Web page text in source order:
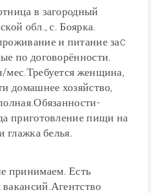
в загородный
обл., с. Боярка.
и питание заc
по договорённости.
мес.Требуется женщина,
домашнее хозяйство,
приготовление пищи на
глажка белья.
принимаем. Есть